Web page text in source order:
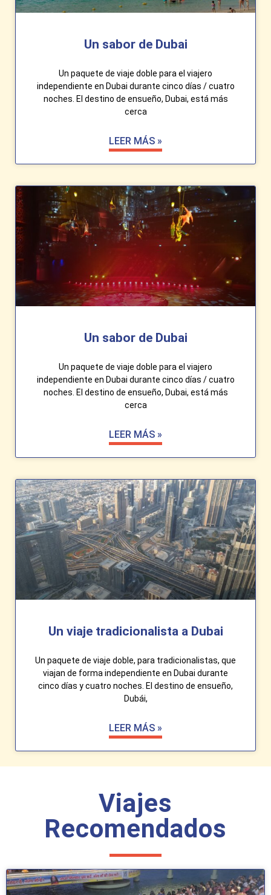
Un sabor de Dubai
Un paquete de viaje doble para el viajero
independiente en Dubai durante cinco días / cuatro
noches. El destino de ensueño, Dubai, está más
cerca
LEER MÁS »
Un sabor de Dubai
Un paquete de viaje doble para el viajero
independiente en Dubai durante cinco días / cuatro
noches. El destino de ensueño, Dubai, está más
cerca
LEER MÁS »
Un viaje tradicionalista a Dubai
Un paquete de viaje doble, para tradicionalistas, que
viajan de forma independiente en Dubai durante
cinco días y cuatro noches. El destino de ensueño,
Dubái,
LEER MÁS »
Viajes
Recomendados